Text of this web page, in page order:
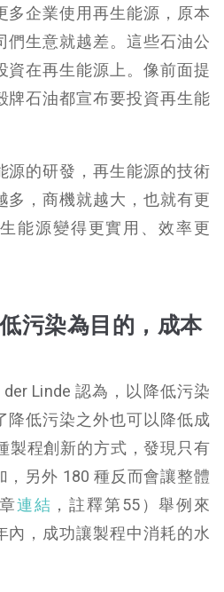
多企業使用再生能源，原本
們生意就越差。這些石油公
資在再生能源上。像前面提
牌石油都宣布要投資再生能
源的研發，再生能源的技術
多，商機就越大，也就有更
能源變得更實用、效率更
污染為目的，成本
Linde 認為，以降低污染
降低污染之外也可以降低成
製程創新的方式，發現只有
，另外 180 種反而會讓整體
連結 ，註釋第55）舉例來
內，成功讓製程中消耗的水